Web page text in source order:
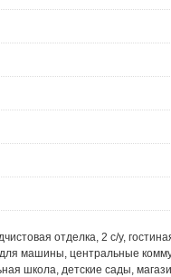
отделка, 2 с/у,
машины, центральные
школа, детские сады,